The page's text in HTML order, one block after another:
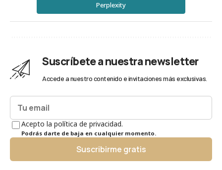
Perplexity
Suscríbete a nuestra newsletter
Accede a nuestro contenido e invitaciones más exclusivas.
Acepto la política de privacidad.
Podrás darte de baja en cualquier momento.
Suscribirme gratis